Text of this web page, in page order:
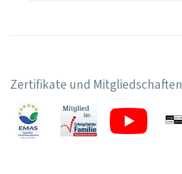
Zertifikate und Mitgliedschaften